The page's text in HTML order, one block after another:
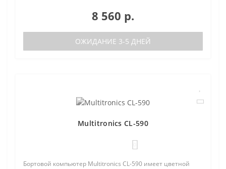
8 560 р.
ОЖИДАНИЕ 3-5 ДНЕЙ
Multitronics CL-590
Бортовой компьютер Multitronics CL-590 имеет цветной